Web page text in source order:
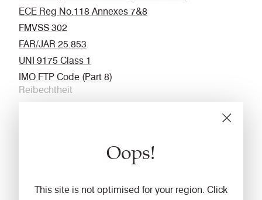
Oops!
This site is not optimised for your region. Click
ECE Reg No.118 Annexes 7&8
FMVSS 302
FAR/JAR 25.853
UNI 9175 Class 1
IMO FTP Code (Part 8)
Reibechtheit
Regelmässig absaugen. Mit einem feuchten Tuch